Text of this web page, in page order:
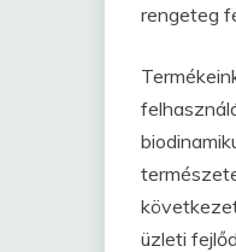
rengeteg
üzleti